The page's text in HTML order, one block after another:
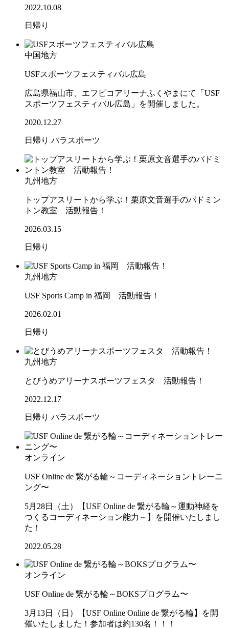
2022.10.08
日帰り
中国地方
USFスポーツフェスティバル広島
広島県福山市、エフピコアリーナふくやまにて「USF
スポーツフェスティバル広島」を開催しました。
2020.12.27
日帰り パラスポーツ
九州地方
トップアスリートから学ぶ！栗原文音選手のバドミン
トン教室 活動報告！
2026.03.15
日帰り
九州地方
USF Sports Camp in 福岡 活動報告！
2026.02.01
日帰り
九州地方
とびうめアリーナスポーツフェスタ 活動報告！
2022.12.17
日帰り パラスポーツ
オンライン
USF Online de 繋がる輪～コーディネーショントレーニ
ング〜
5月28日（土）【USF Online de 繋がる輪～運動神経を
つくるコーディネーション能力～】を開催いたしまし
た！
2022.05.28
オンライン
USF Online de 繋がる輪～BOKSプログラム〜
3月13日（日）【USF Online Online de 繋がる輪】を開
催いたしました！参加者は約130名！！！